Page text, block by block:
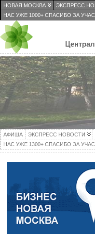
НОВАЯ МОСКВА ЭКСПРЕСС
НАС УЖЕ 1000+ СПАСИБО ЗА
АФИША ЭКСПРЕСС НОВОСТИ
НАС УЖЕ 1300+ СПАСИБО ЗА